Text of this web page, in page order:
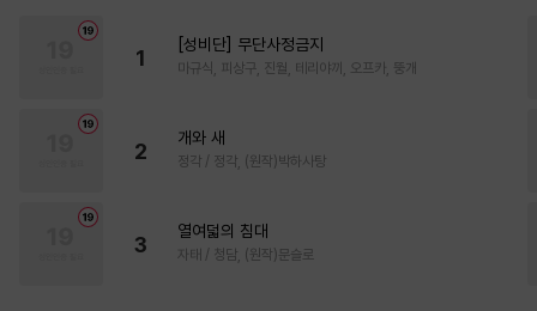
1
[성비단] 무단사정금지
마규식, 피상구, 진월, 테리야끼, 오프카, 뚱개
2
개와 새
정각 / 정각, (원작)박하사탕
3
열여덟의 침대
자태 / 청담, (원작)문슬로